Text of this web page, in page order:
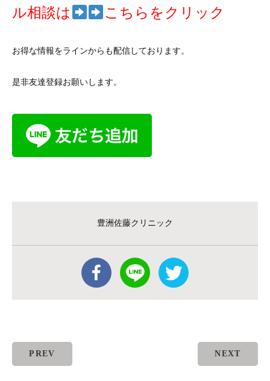
ル相談は こちらをクリック
お得な情報をラインからも配信しております。
是非友達登録お願いします。
豊洲佐藤クリニック
PREV NEXT